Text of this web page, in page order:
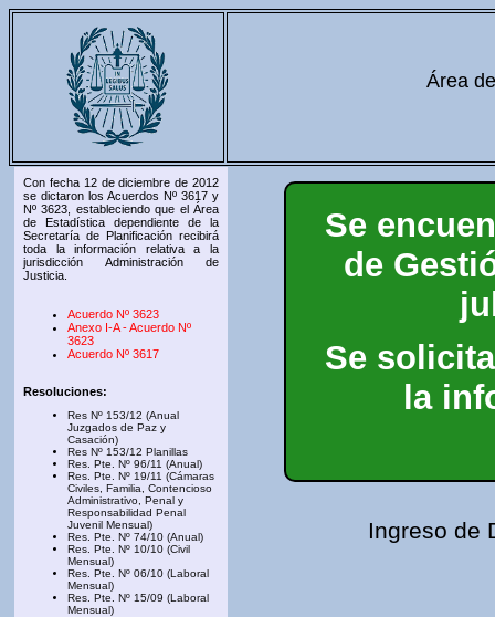
Área
Con fecha 12 de diciembre de 2012
se dictaron los Acuerdos Nº 3617 y
Nº 3623, estableciendo que el Área
de Estadística dependiente de la
Secretaría de Planificación recibirá
toda la información relativa a la
jurisdicción Administración de
Justicia.
Acuerdo Nº 3623
Anexo I-A - Acuerdo Nº
3623
Acuerdo Nº 3617
Resoluciones:
Res Nº 153/12 (Anual
Juzgados de Paz y
Casación)
Res Nº 153/12 Planillas
Res. Pte. Nº 96/11 (Anual)
Res. Pte. Nº 19/11 (Cámaras
Civiles, Familia, Contencioso
Administrativo, Penal y
Responsabilidad Penal
Juvenil Mensual)
Res. Pte. Nº 74/10 (Anual)
Res. Pte. Nº 10/10 (Civil
Mensual)
Res. Pte. Nº 06/10 (Laboral
Mensual)
Res. Pte. Nº 15/09 (Laboral
Mensual)
Se
de
Se
la
Ingreso de